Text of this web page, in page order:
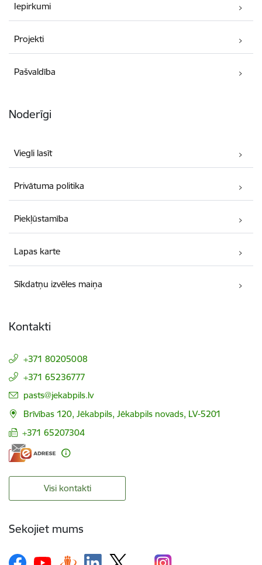
Iepirkumi
Projekti
Pašvaldība
Noderīgi
Viegli lasīt
Privātuma politika
Piekļūstamība
Lapas karte
Sīkdatņu izvēles maiņa
Kontakti
+371 80205008
+371 65236777
E-pasts:
pasts@jekabpils.lv
Brīvības 120, Jēkabpils, Jēkabpils novads, LV-5201
+371 65207304
Visi kontakti
Sekojiet mums